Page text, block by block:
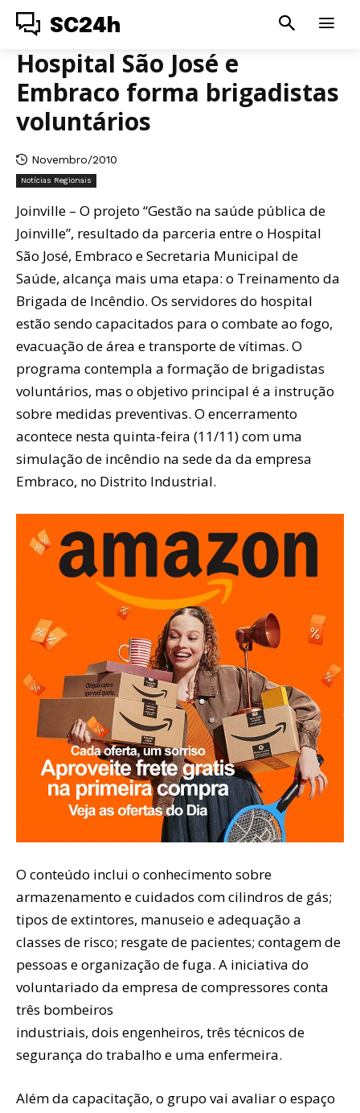
SC24h
Hospital São José e
Embraco forma brigadistas
voluntários
Novembro/2010
Notícias Regionais
Joinville – O projeto “Gestão na saúde pública de
Joinville”, resultado da parceria entre o Hospital
São José, Embraco e Secretaria Municipal de
Saúde, alcança mais uma etapa: o Treinamento da
Brigada de Incêndio. Os servidores do hospital
estão sendo capacitados para o combate ao fogo,
evacuação de área e transporte de vítimas. O
programa contempla a formação de brigadistas
voluntários, mas o objetivo principal é a instrução
sobre medidas preventivas. O encerramento
acontece nesta quinta-feira (11/11) com uma
simulação de incêndio na sede da da empresa
Embraco, no Distrito Industrial.
O conteúdo inclui o conhecimento sobre
armazenamento e cuidados com cilindros de gás;
tipos de extintores, manuseio e adequação a
classes de risco; resgate de pacientes; contagem de
pessoas e organização de fuga. A iniciativa do
voluntariado da empresa de compressores conta
três bombeiros
industriais, dois engenheiros, três técnicos de
segurança do trabalho e uma enfermeira.
Além da capacitação, o grupo vai avaliar o espaço